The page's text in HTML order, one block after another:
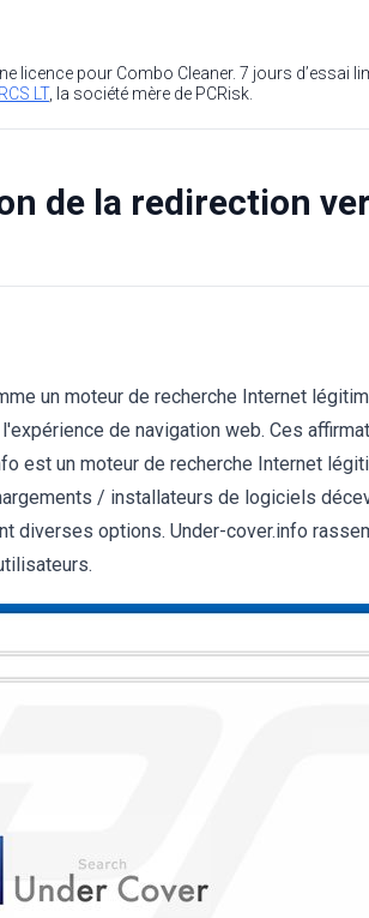
licence pour Combo Cleaner. 7 jours d’essai
RCS LT, la société mère de PCRisk.
de la redirection
un moteur de recherche Internet
de navigation web. Ces
est un moteur de recherche Internet
/ installateurs de logiciels
diverses options. Under-cover.info